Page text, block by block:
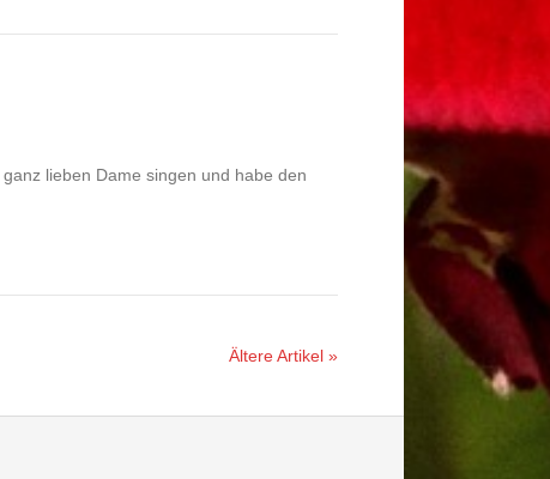
lieben Dame singen und habe den
Ältere Artikel »